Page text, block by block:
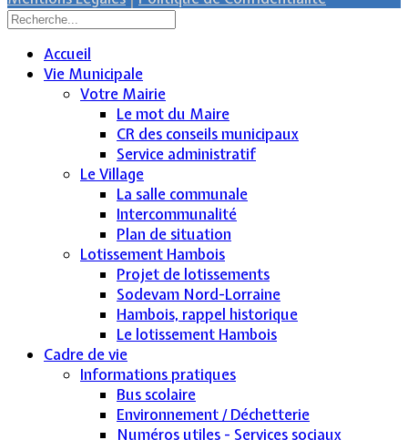
Accueil
Vie Municipale
Votre Mairie
Le mot du Maire
CR des conseils municipaux
Service administratif
Le Village
La salle communale
Intercommunalité
Plan de situation
Lotissement Hambois
Projet de lotissements
Sodevam Nord-Lorraine
Hambois, rappel historique
Le lotissement Hambois
Cadre de vie
Informations pratiques
Bus scolaire
Environnement / Déchetterie
Numéros utiles - Services sociaux